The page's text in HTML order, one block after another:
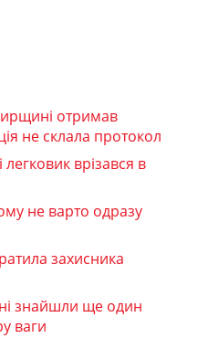
отримав
не склала протокол
врізався в
не варто одразу
захисника
знайшли ще один
ваги